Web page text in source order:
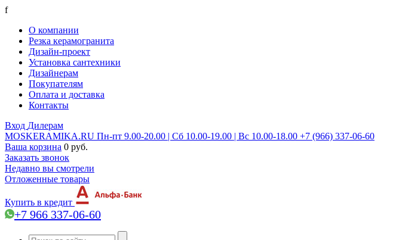
f
О компании
Резка керамогранита
Дизайн-проект
Установка сантехники
Дизайнерам
Покупателям
Оплата и доставка
Контакты
Вход Дилерам
MOSKERAMIKA.RU Пн-пт 9.00-20.00 | Сб 10.00-19.00 | Вс 10.00-18.00 +7 (966) 337-06-60
Ваша корзина 0 руб.
Заказать звонок
Недавно вы смотрели
Отложенные товары
Купить в кредит
+7 966 337-06-60